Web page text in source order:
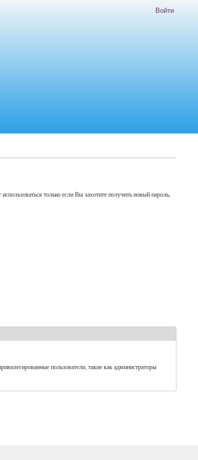
Войти
только если Вы захотите получить новый пароль,
пользователи, такие как администраторы